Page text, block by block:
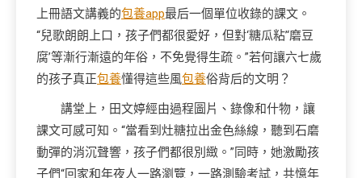
上冊語文講義的包養app最后一個單位收錄的課文。
“兒歌朗朗上口，孩子們都很愛好，但對‘糖瓜粘’‘磨豆
腐’等漸行漸遠的年俗，不免覺得生疏。”若何讓六七歲
的孩子真正包養懂得這些風包養俗背后的文明？
講堂上，田文婷經由過程圖片、錄像和什物，讓
課文可感可知。“當看到灶糖拉出金色絲線，聽到石磨
動彈的消沉聲響，孩子們都很別緻。”同時，她激勵孩
子們“回家和年夜人一路瀏覽，一路測驗考試，共憶年